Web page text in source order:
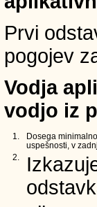
Prvi
pogojev
Vodja
vodjo iz
1.
Dosega
uspešnosti, v
2.